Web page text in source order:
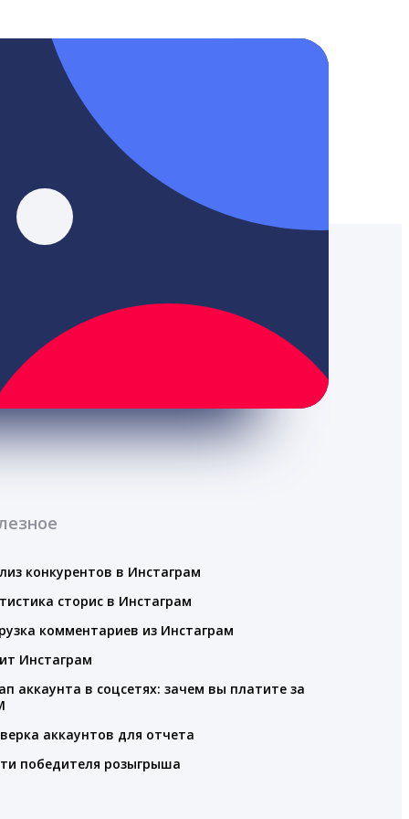
конкурентов в Инстаграм
сторис в Инстаграм
комментариев из Инстаграм
Инстаграм
аккаунта в соцсетях: зачем вы платите за
аккаунтов для отчета
победителя розыгрыша